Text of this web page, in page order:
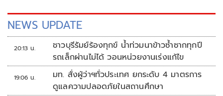
NEWS UPDATE
20:13 น.
ชาวบุรีรัมย์ร้องทุกข์ น้ำท่วมนาข้าวซ้ำซากทุกปี
รถเล็กผ่านไม่ได้ วอนหน่วยงานเร่งแก้ไข
19:06 น.
มท. สั่งผู้ว่าฯทั่วประเทศ ยกระดับ 4 มาตรการ
ดูแลความปลอดภัยในสถานศึกษา